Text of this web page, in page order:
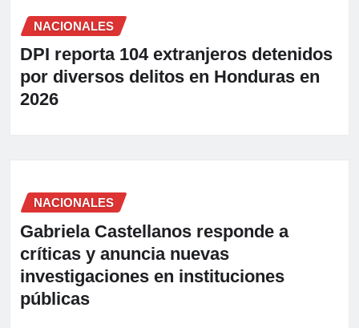
NACIONALES
DPI reporta 104 extranjeros detenidos
por diversos delitos en Honduras en
2026
NACIONALES
Gabriela Castellanos responde a
críticas y anuncia nuevas
investigaciones en instituciones
públicas